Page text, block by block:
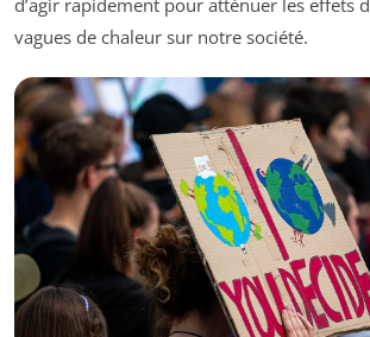
d’agir rapidement pour atténuer les effets
vagues de chaleur sur notre société.